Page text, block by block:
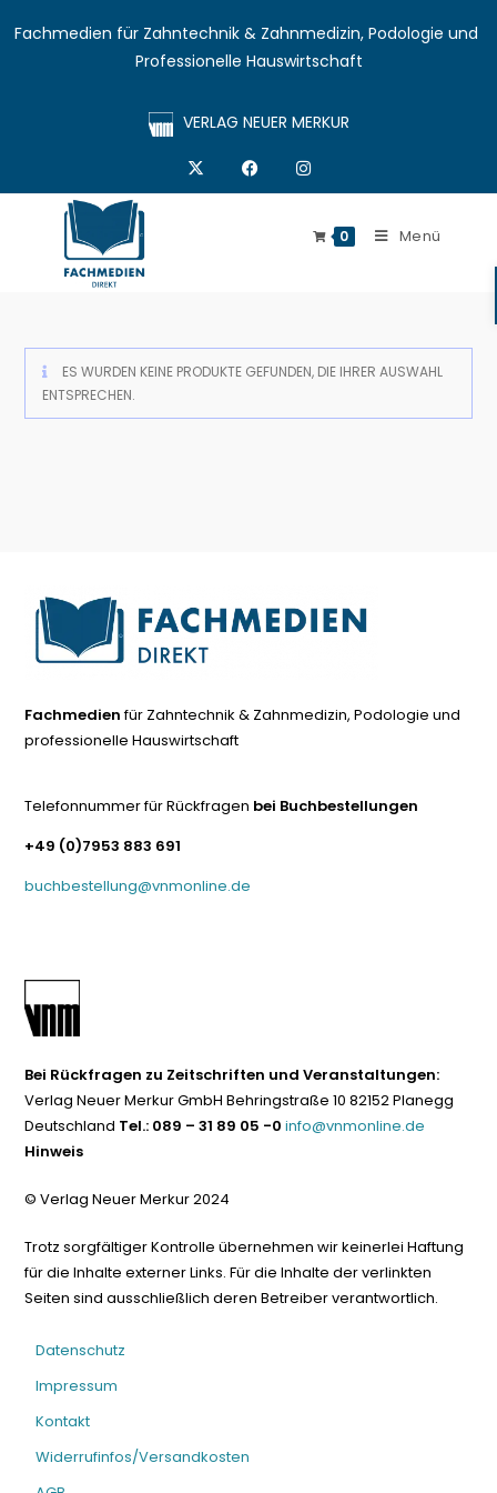
Fachmedien für Zahntechnik & Zahnmedizin, Podologie und
Professionelle Hauswirtschaft
VERLAG NEUER MERKUR
0 Menü
ES WURDEN KEINE PRODUKTE GEFUNDEN, DIE IHRER AUSWAHL
ENTSPRECHEN.
Fachmedienfür Zahntechnik & Zahnmedizin, Podologie und
professionelle Hauswirtschaft
Telefonnummer für Rückfragen bei Buchbestellungen
+49 (0)7953 883 691
buchbestellung@vnmonline.de
Bei Rückfragen zu Zeitschriften und Veranstaltungen:
Verlag Neuer Merkur GmbH Behringstraße 10 82152 Planegg
Deutschland Tel.: 089 – 31 89 05 -0 info@vnmonline.de
Hinweis
© Verlag Neuer Merkur 2024
Trotz sorgfältiger Kontrolle übernehmen wir keinerlei Haftung
für die Inhalte externer Links. Für die Inhalte der verlinkten
Seiten sind ausschließlich deren Betreiber verantwortlich.
Datenschutz
Impressum
Kontakt
Widerrufinfos/Versandkosten